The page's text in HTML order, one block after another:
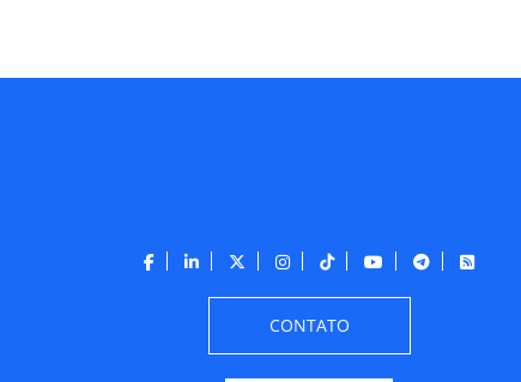
CONTATO